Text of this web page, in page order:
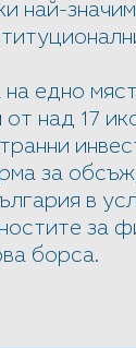
най-
едно
над 17
за
в
за
борса.